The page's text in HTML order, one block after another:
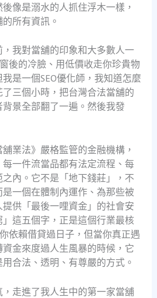
像是溺水的人抓住浮木一樣，
所有資訊。
我對當舖的印象和大多數人一
後的冷臉、用低價收走你珍貴物
是一個SEO優化師，我知道怎麼
三個小時，把台灣合法當舖的
景全部翻了一遍。然後我發
業法》嚴格監管的金融機構，
一件流當品都有法定流程、每
內。它不是「地下錢莊」，不
一個在體制內運作、為那些被
供「最後一哩資金」的社會安
這五個字，正是這個行業最核
依賴借貸過日子，但當你真正遇
金來度過人生風暴的時候，它
合法、透明、有尊嚴的方式。
走進了我人生中的第一家當舖